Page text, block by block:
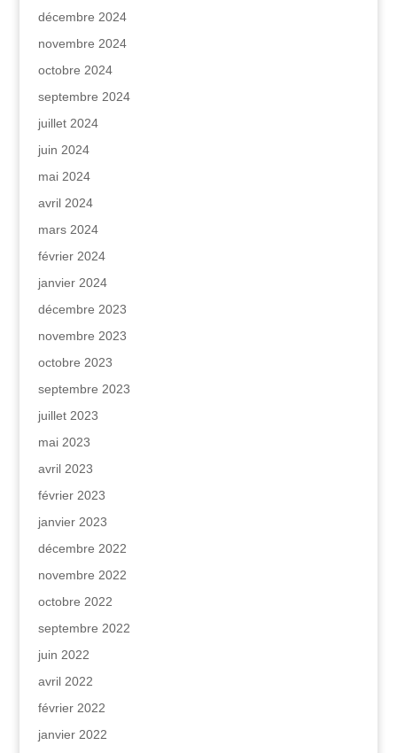
décembre 2024
novembre 2024
octobre 2024
septembre 2024
juillet 2024
juin 2024
mai 2024
avril 2024
mars 2024
février 2024
janvier 2024
décembre 2023
novembre 2023
octobre 2023
septembre 2023
juillet 2023
mai 2023
avril 2023
février 2023
janvier 2023
décembre 2022
novembre 2022
octobre 2022
septembre 2022
juin 2022
avril 2022
février 2022
janvier 2022